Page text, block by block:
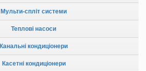
Мульти-спліт системи
Теплові насоси
Канальні кондиціонери
Касетні кондиціонери